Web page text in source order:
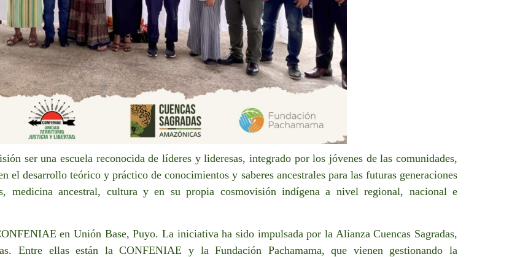
ser una escuela reconocida de líderes y lideresas, integrado por los jóvenes de las comunidades,
el desarrollo teórico y práctico de conocimientos y saberes ancestrales para las futuras generaciones
medicina ancestral, cultura y en su propia cosmovisión indígena a nivel regional, nacional e
en Unión Base, Puyo. La iniciativa ha sido impulsada por la Alianza Cuencas Sagradas,
Entre ellas están la CONFENIAE y la Fundación Pachamama, que vienen gestionando la